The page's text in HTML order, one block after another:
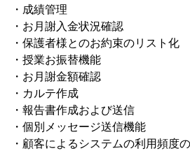
・成績管理
・お月謝入金状況確認
・保護者様とのお約束のリスト化
・授業お振替機能
・お月謝金額確認
・カルテ作成
・報告書作成および送信
・個別メッセージ送信機能
・顧客によるシステムの利用頻度